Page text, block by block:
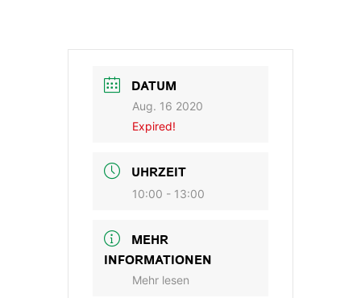
DATUM
Aug. 16 2020
Expired!
UHRZEIT
10:00 - 13:00
MEHR
INFORMATIONEN
Mehr lesen